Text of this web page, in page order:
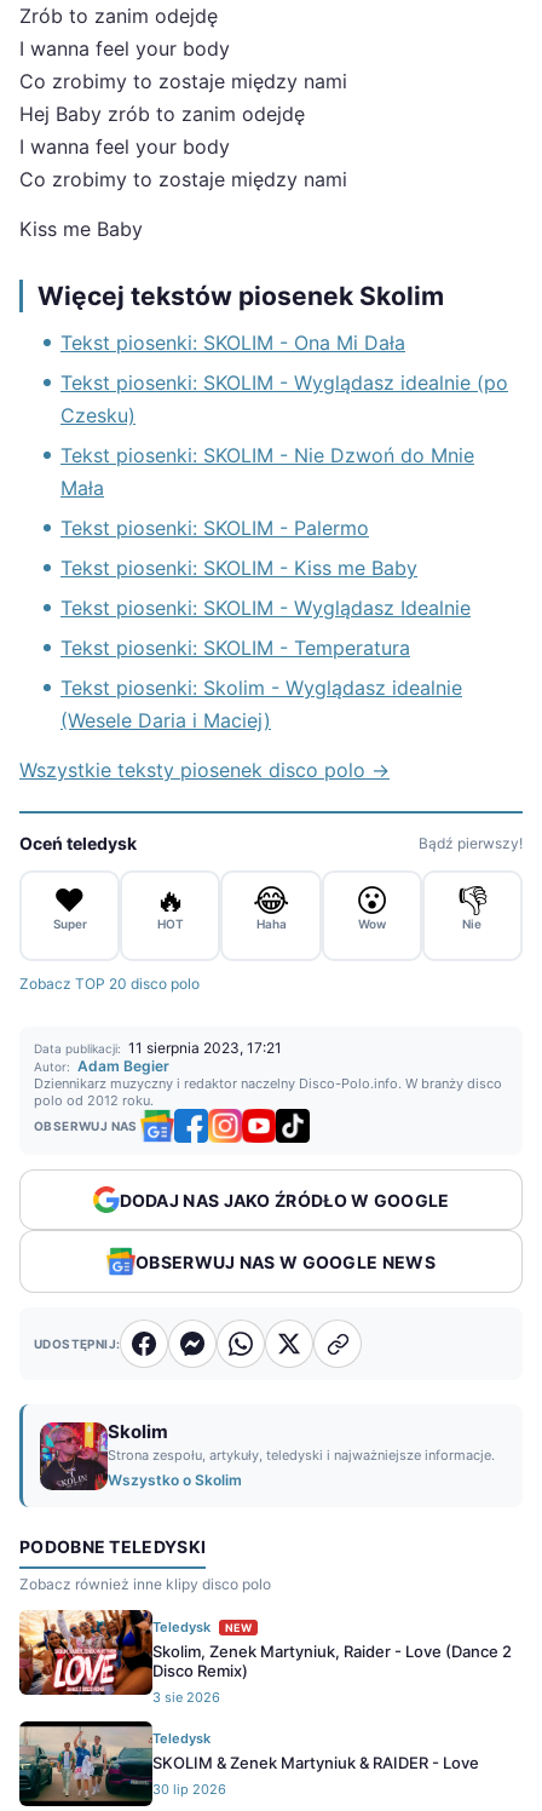
Zrób to zanim odejdę
I wanna feel your body
Co zrobimy to zostaje między nami
Hej Baby zrób to zanim odejdę
I wanna feel your body
Co zrobimy to zostaje między nami
Kiss me Baby
Więcej tekstów piosenek Skolim
Tekst piosenki: SKOLIM - Ona Mi Dała
Tekst piosenki: SKOLIM - Wyglądasz idealnie (po
Czesku)
Tekst piosenki: SKOLIM - Nie Dzwoń do Mnie
Mała
Tekst piosenki: SKOLIM - Palermo
Tekst piosenki: SKOLIM - Kiss me Baby
Tekst piosenki: SKOLIM - Wyglądasz Idealnie
Tekst piosenki: SKOLIM - Temperatura
Tekst piosenki: Skolim - Wyglądasz idealnie
(Wesele Daria i Maciej)
Wszystkie teksty piosenek disco polo →
Oceń teledysk Bądź pierwszy!
❤️
Super
🔥
HOT
😂
Haha
😮
Wow
👎
Nie
Zobacz TOP 20 disco polo
Data publikacji: 11 sierpnia 2023, 17:21
Autor: Adam Begier
Dziennikarz muzyczny i redaktor naczelny Disco-Polo.info. W branży disco
polo od 2012 roku.
OBSERWUJ NAS
DODAJ NAS JAKO ŹRÓDŁO W GOOGLE
OBSERWUJ NAS W GOOGLE NEWS
UDOSTĘPNIJ:
Skolim
Strona zespołu, artykuły, teledyski i najważniejsze informacje.
Wszystko o Skolim
PODOBNE TELEDYSKI
Zobacz również inne klipy disco polo
Teledysk NEW
Skolim, Zenek Martyniuk, Raider - Love (Dance 2
Disco Remix)
3 sie 2026
Teledysk
SKOLIM & Zenek Martyniuk & RAIDER - Love
30 lip 2026